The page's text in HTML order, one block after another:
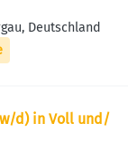
Deutschland
d) in Voll und/